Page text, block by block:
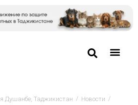
Душанбе, Таджикистан / Новости /